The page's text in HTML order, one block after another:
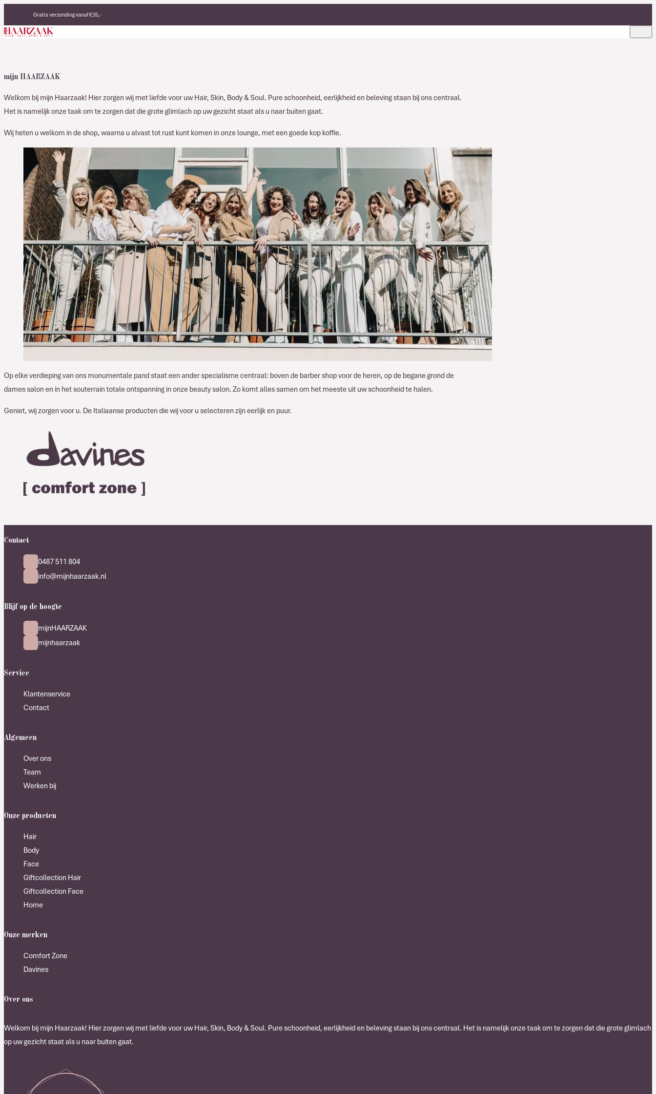
Gratis verzending vanaf €35,-
Eerlijke, duurzame producten
Made in Italy
mijn HAARZAAK
Welkom bij mijn Haarzaak! Hier zorgen wij met liefde voor uw Hair, Skin, Body & Soul. Pure schoonheid, eerlijkheid en beleving staan bij ons centraal.
Het is namelijk onze taak om te zorgen dat die grote glimlach op uw gezicht staat als u naar buiten gaat.
Wij heten u welkom in de shop, waarna u alvast tot rust kunt komen in onze lounge, met een goede kop koffie.
Op elke verdieping van ons monumentale pand staat een ander specialisme centraal: boven de barber shop voor de heren, op de begane grond de
dames salon en in het souterrain totale ontspanning in onze beauty salon. Zo komt alles samen om het meeste uit uw schoonheid te halen.
Geniet, wij zorgen voor u. De Italiaanse producten die wij voor u selecteren zijn eerlijk en puur.
Contact
0487 511 804
info@mijnhaarzaak.nl
Blijf op de hoogte
mijnHAARZAAK
mijnhaarzaak
Service
Klantenservice
Contact
Algemeen
Over ons
Team
Werken bij
Onze producten
Hair
Body
Face
Giftcollection Hair
Giftcollection Face
Home
Onze merken
Comfort Zone
Davines
Over ons
Welkom bij mijn Haarzaak! Hier zorgen wij met liefde voor uw Hair, Skin, Body & Soul. Pure schoonheid, eerlijkheid en beleving staan bij ons centraal. Het is namelijk onze taak om te zorgen dat die grote glimlach
op uw gezicht staat als u naar buiten gaat.